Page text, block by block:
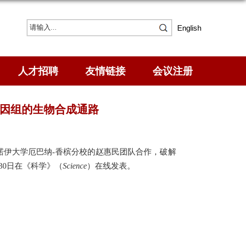
English
人才招聘 友情链接 会议注册
组的生物合成通路
大学厄巴纳-香槟分校的赵惠民团队合作，破解
日在《科学》（Science）在线发表。